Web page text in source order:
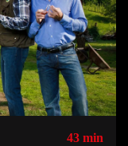
43 min